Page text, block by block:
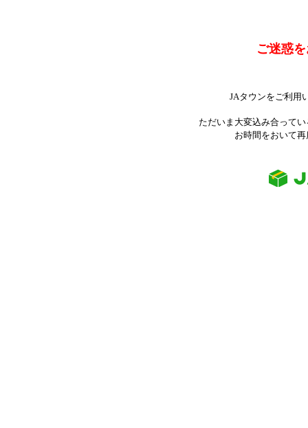
ご迷惑
JAタウンをご利用
ただいま大変込み合って
お時間をおいて